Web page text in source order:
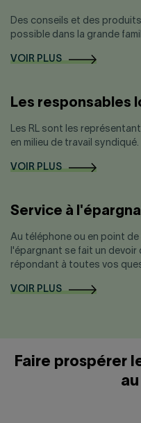
Des conseils et des
possible dans la grande
VOIR PLUS
Les responsables
Les RL sont les
en milieu de travail syndiqué.
VOIR PLUS
Service à
Au téléphone ou en point de
l'épargnant se fait un devoir
répondant à toutes vos
VOIR PLUS
Faire prospérer